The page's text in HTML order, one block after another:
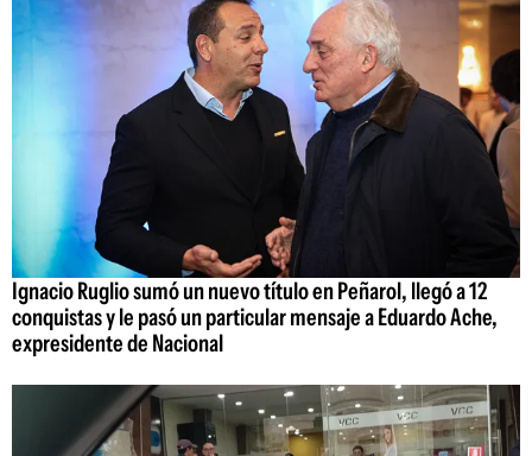
Ignacio Ruglio sumó un nuevo título en Peñarol, llegó a 12
conquistas y le pasó un particular mensaje a Eduardo Ache,
expresidente de Nacional